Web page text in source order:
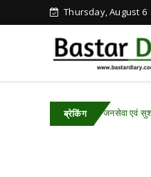
Thursday, August 6
ब्रेकिंग
होकर जनसेवा एवं सुशासन के लिए जमीनी